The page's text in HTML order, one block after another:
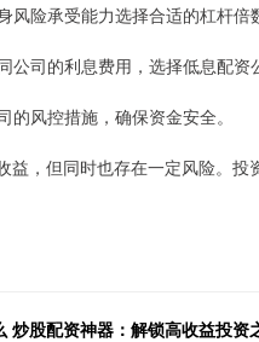
风险承受能力选择合适的杠杆倍
公司的利息费用，选择低息配资
的风控措施，确保资金安全。
益，但同时也存在一定风险。
炒股配资神器：解锁高收益投资